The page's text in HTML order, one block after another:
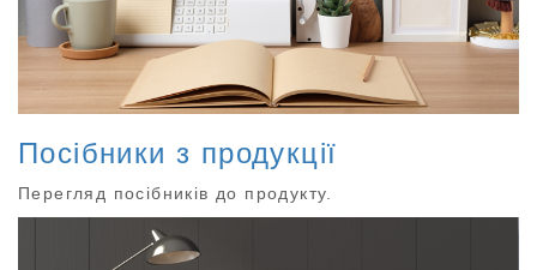
Посібники з продукції
Перегляд посібників до продукту.